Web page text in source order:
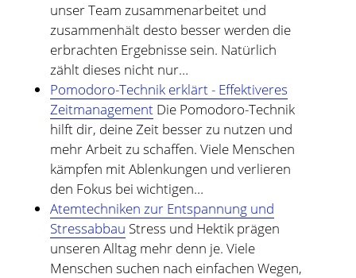
unser Team zusammenarbeitet und
zusammenhält desto besser werden die
erbrachten Ergebnisse sein. Natürlich
zählt dieses nicht nur…
Pomodoro-Technik erklärt - Effektiveres
ZeitmanagementDie Pomodoro-Technik
hilft dir, deine Zeit besser zu nutzen und
mehr Arbeit zu schaffen. Viele Menschen
kämpfen mit Ablenkungen und verlieren
den Fokus bei wichtigen…
Atemtechniken zur Entspannung und
Stressabbau Stress und Hektik prägen
unseren Alltag mehr denn je. Viele
Menschen suchen nach einfachen Wegen,